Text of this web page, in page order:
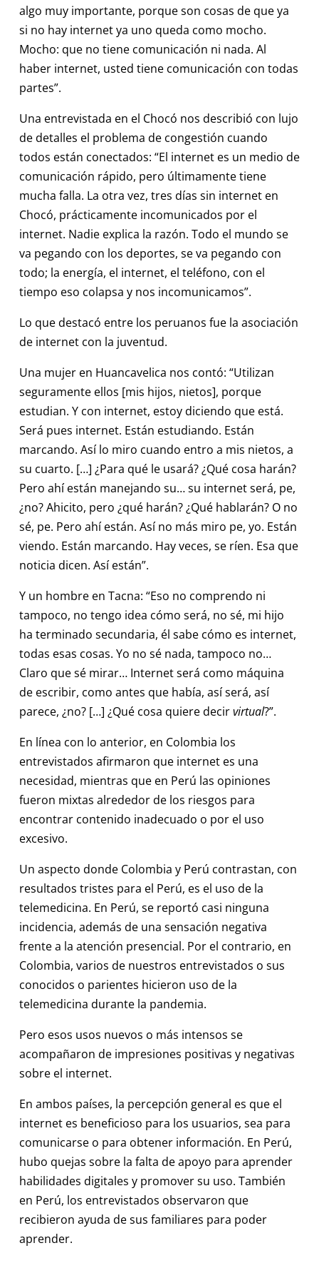
algo muy importante, porque son cosas de que ya
si no hay internet ya uno queda como mocho.
Mocho: que no tiene comunicación ni nada. Al
haber internet, usted tiene comunicación con todas
partes”.
Una entrevistada en el Chocó nos describió con lujo
de detalles el problema de congestión cuando
todos están conectados: “El internet es un medio de
comunicación rápido, pero últimamente tiene
mucha falla. La otra vez, tres días sin internet en
Chocó, prácticamente incomunicados por el
internet. Nadie explica la razón. Todo el mundo se
va pegando con los deportes, se va pegando con
todo; la energía, el internet, el teléfono, con el
tiempo eso colapsa y nos incomunicamos”.
Lo que destacó entre los peruanos fue la asociación
de internet con la juventud.
Una mujer en Huancavelica nos contó: “Utilizan
seguramente ellos [mis hijos, nietos], porque
estudian. Y con internet, estoy diciendo que está.
Será pues internet. Están estudiando. Están
marcando. Así lo miro cuando entro a mis nietos, a
su cuarto. […] ¿Para qué le usará? ¿Qué cosa harán?
Pero ahí están manejando su… su internet será, pe,
¿no? Ahicito, pero ¿qué harán? ¿Qué hablarán? O no
sé, pe. Pero ahí están. Así no más miro pe, yo. Están
viendo. Están marcando. Hay veces, se ríen. Esa que
noticia dicen. Así están”.
Y un hombre en Tacna: “Eso no comprendo ni
tampoco, no tengo idea cómo será, no sé, mi hijo
ha terminado secundaria, él sabe cómo es internet,
todas esas cosas. Yo no sé nada, tampoco no…
Claro que sé mirar… Internet será como máquina
de escribir, como antes que había, así será, así
parece, ¿no? […] ¿Qué cosa quiere decirvirtual?”.
En línea con lo anterior, en Colombia los
entrevistados afirmaron que internet es una
necesidad, mientras que en Perú las opiniones
fueron mixtas alrededor de los riesgos para
encontrar contenido inadecuado o por el uso
excesivo.
Un aspecto donde Colombia y Perú contrastan, con
resultados tristes para el Perú, es el uso de la
telemedicina. En Perú, se reportó casi ninguna
incidencia, además de una sensación negativa
frente a la atención presencial. Por el contrario, en
Colombia, varios de nuestros entrevistados o sus
conocidos o parientes hicieron uso de la
telemedicina durante la pandemia.
Pero esos usos nuevos o más intensos se
acompañaron de impresiones positivas y negativas
sobre el internet.
En ambos países, la percepción general es que el
internet es beneficioso para los usuarios, sea para
comunicarse o para obtener información. En Perú,
hubo quejas sobre la falta de apoyo para aprender
habilidades digitales y promover su uso. También
en Perú, los entrevistados observaron que
recibieron ayuda de sus familiares para poder
aprender.